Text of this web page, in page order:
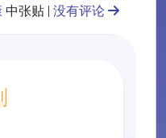
中张贴 | 没有评论